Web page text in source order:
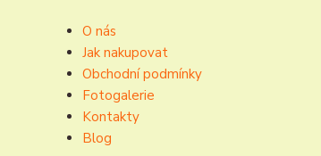
O nás
Jak nakupovat
Obchodní podmínky
Fotogalerie
Kontakty
Blog